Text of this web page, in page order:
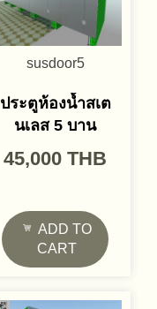
susdoor5
ประตูห้องน้ำสเต
นเลส 5 บาน
45,000 THB
ADD TO
CART